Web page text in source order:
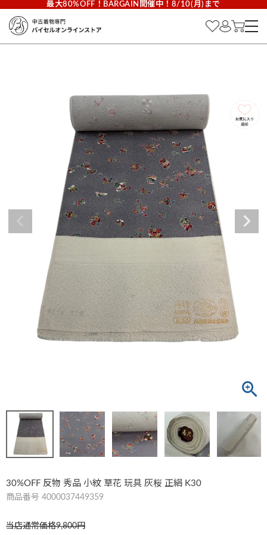
最大80%OFF！BARGAIN開催中！8/10(月)まで
30%OFF 反物 秀品 小紋 草花 玩具 灰桜 正絹 K30
商品番号 4000037449359
当店通常価格9,800